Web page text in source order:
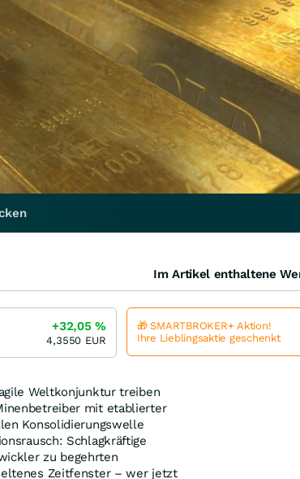
Weltkonjunktur treiben
mit etablierter
Konsolidierungswelle
Schlagkräftige
zu begehrten
Zeitfenster – wer jetzt
Im Artikel enthaltene
+32,05%
4,3550 EUR
🎁 SMARTBROKER+ Aktion!
Ihre Lieblingsaktie geschenkt